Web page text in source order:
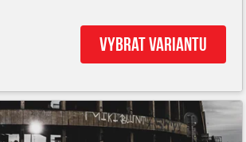
Vybrat variantu